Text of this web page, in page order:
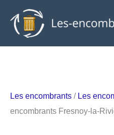
contenu
Les encombrants / Les
encombrants Fresnoy-la-